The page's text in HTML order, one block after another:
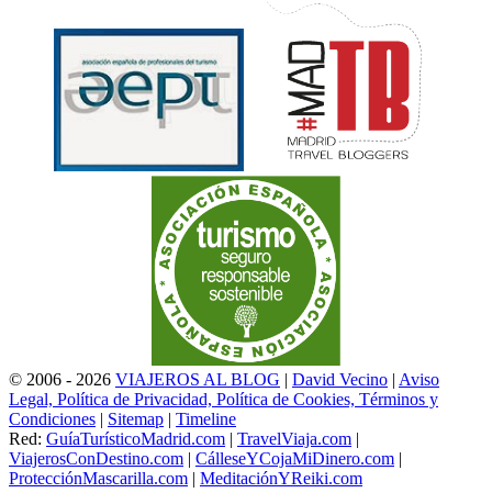
© 2006 - 2026 VIAJEROS AL BLOG | David Vecino | Aviso
Legal, Política de Privacidad, Política de Cookies, Términos y
Condiciones | Sitemap | Timeline
Red: GuíaTurísticoMadrid.com | TravelViaja.com |
ViajerosConDestino.com | CálleseYCojaMiDinero.com |
ProtecciónMascarilla.com | MeditaciónYReiki.com